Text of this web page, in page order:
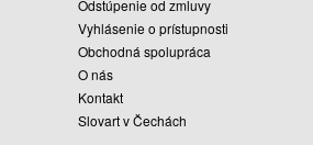
Odstúpenie od zmluvy
Vyhlásenie o prístupnosti
Obchodná spolupráca
O nás
Kontakt
Slovart v Čechách